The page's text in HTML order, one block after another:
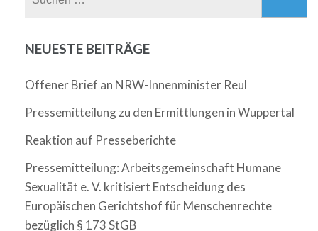
NEUESTE BEITRÄGE
Offener Brief an NRW-Innenminister Reul
Pressemitteilung zu den Ermittlungen in Wuppertal
Reaktion auf Presseberichte
Pressemitteilung: Arbeitsgemeinschaft Humane
Sexualität e. V. kritisiert Entscheidung des
Europäischen Gerichtshof für Menschenrechte
bezüglich § 173 StGB